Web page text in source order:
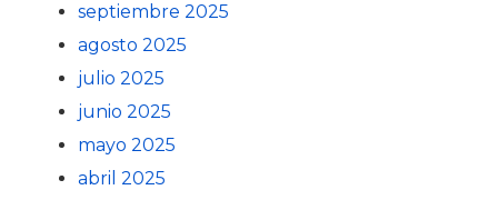
septiembre 2025
agosto 2025
julio 2025
junio 2025
mayo 2025
abril 2025